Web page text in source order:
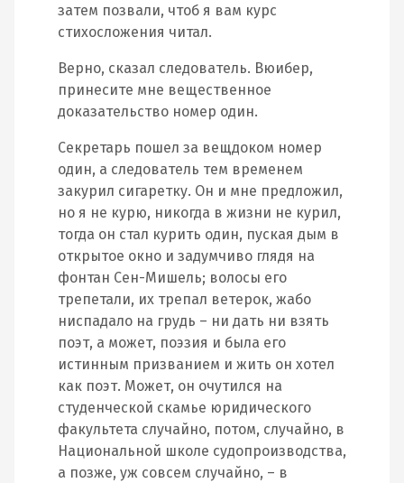
затем позвали, чтоб я вам курс
стихосложения читал.
Верно, сказал следователь. Вюибер,
принесите мне вещественное
доказательство номер один.
Секретарь пошел за вещдоком номер
один, а следователь тем временем
закурил сигаретку. Он и мне предложил,
но я не курю, никогда в жизни не курил,
тогда он стал курить один, пуская дым в
открытое окно и задумчиво глядя на
фонтан Сен-Мишель; волосы его
трепетали, их трепал ветерок, жабо
ниспадало на грудь – ни дать ни взять
поэт, а может, поэзия и была его
истинным призванием и жить он хотел
как поэт. Может, он очутился на
студенческой скамье юридического
факультета случайно, потом, случайно, в
Национальной школе судопроизводства,
а позже, уж совсем случайно, – в